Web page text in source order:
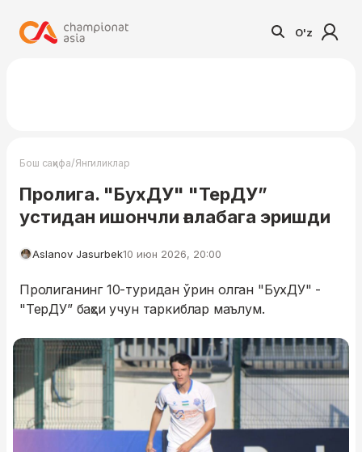
O'z
Бош саҳифа/Янгиликлар
Пролига. "БухДУ" "ТерДУ”
устидан ишончли ғалабага эришди
Aslanov Jasurbek10 июн 2026, 20:00
Пролиганинг 10-туридан ўрин олган "БухДУ" -
"ТерДУ” баҳси учун таркиблар маълум.